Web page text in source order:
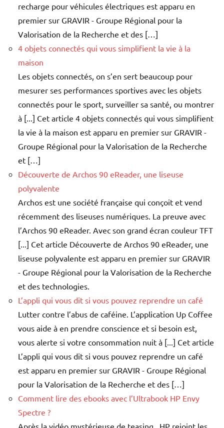
recharge pour véhicules électriques est apparu en
premier sur GRAVIR - Groupe Régional pour la
Valorisation de la Recherche et des […]
4 objets connectés qui vous simplifient la vie à la
maison
Les objets connectés, on s’en sert beaucoup pour
mesurer ses performances sportives avec les objets
connectés pour le sport, surveiller sa santé, ou montrer
à [...] Cet article 4 objets connectés qui vous simplifient
la vie à la maison est apparu en premier sur GRAVIR -
Groupe Régional pour la Valorisation de la Recherche
et […]
Découverte de Archos 90 eReader, une liseuse
polyvalente
Archos est une société française qui conçoit et vend
récemment des liseuses numériques. La preuve avec
l’Archos 90 eReader. Avec son grand écran couleur TFT
[...] Cet article Découverte de Archos 90 eReader, une
liseuse polyvalente est apparu en premier sur GRAVIR
- Groupe Régional pour la Valorisation de la Recherche
et des technologies.
L’appli qui vous dit si vous pouvez reprendre un café
Lutter contre l’abus de caféine. L’application Up Coffee
vous aide à en prendre conscience et si besoin est,
vous alerte si votre consommation nuit à [...] Cet article
L’appli qui vous dit si vous pouvez reprendre un café
est apparu en premier sur GRAVIR - Groupe Régional
pour la Valorisation de la Recherche et des […]
Comment lire des ebooks avec l’Ultrabook HP Envy
Spectre ?
Après la vidéo mystérieuse de teasing HP rejoint les